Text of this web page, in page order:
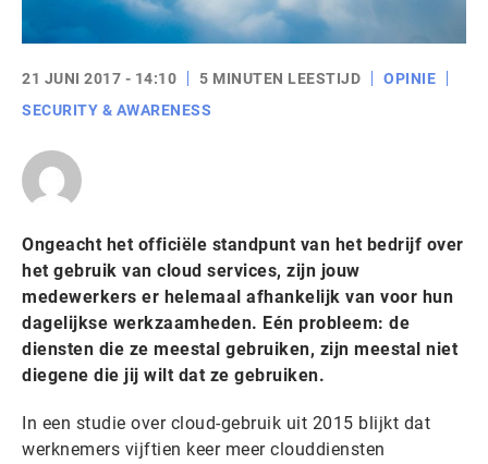
21 JUNI 2017 - 14:10 5 MINUTEN LEESTIJD
OPINIE
SECURITY & AWARENESS
Ongeacht het officiële standpunt van het bedrijf over
het gebruik van cloud services, zijn jouw
medewerkers er helemaal afhankelijk van voor hun
dagelijkse werkzaamheden. Eén probleem: de
diensten die ze meestal gebruiken, zijn meestal niet
diegene die jij wilt dat ze gebruiken.
In een studie over cloud-gebruik uit 2015 blijkt dat
werknemers vijftien keer meer clouddiensten